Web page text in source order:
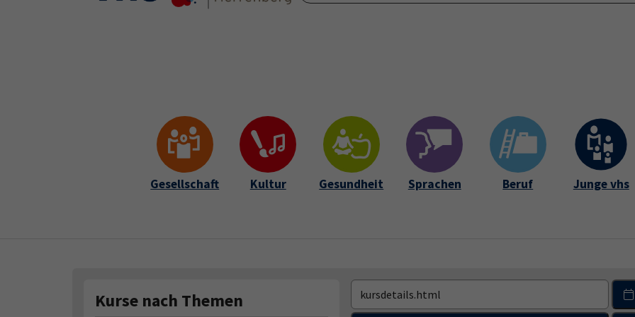
Gesellschaft Kultur Gesundheit Sprachen Beruf Junge vhs
Kurse nach Themen